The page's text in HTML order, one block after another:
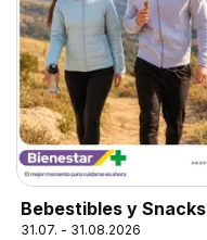
Bebestibles y Snacks
31.07. - 31.08.2026